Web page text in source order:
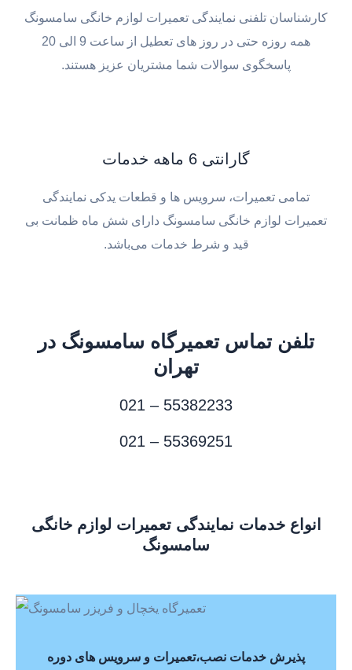
کارشناسان تلفنی نمایندگی تعمیرات لوازم خانگی سامسونگ
همه روزه حتی در روز های تعطیل از ساعت 9 الی 20
پاسخگوی سوالات شما مشتریان عزیز هستند.
گارانتی 6 ماهه خدمات
تمامی تعمیرات، سرویس ها و قطعات یدکی نمایندگی
تعمیرات لوازم خانگی سامسونگ دارای شش ماه ظمانت بی
قید و شرط خدمات می‌باشد.
تلفن تماس تعمیرگاه سامسونگ در
تهران
021 – 55382233
021 – 55369251
انواع خدمات نمایندگی تعمیرات لوازم خانگی
سامسونگ
پذیرش خدمات نصب،تعمیرات و سرویس های دوره